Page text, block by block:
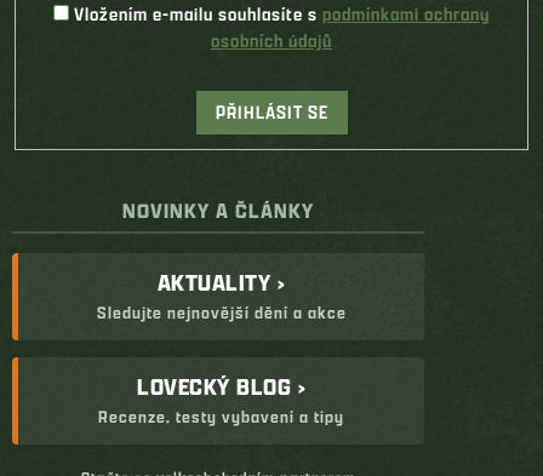
Vložením e-mailu souhlasíte s podmínkami ochrany
osobních údajů
PŘIHLÁSIT SE
NOVINKY A ČLÁNKY
AKTUALITY ›
Sledujte nejnovější dění a akce
LOVECKÝ BLOG ›
Recenze, testy vybavení a tipy